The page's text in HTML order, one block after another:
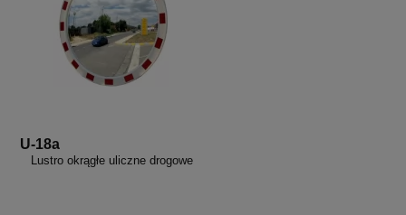
U-18a
Lustro okrągłe uliczne drogowe